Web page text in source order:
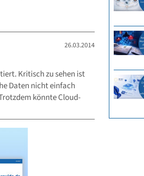
26.03.2014
Kritisch zu sehen ist
Daten nicht einfach
könnte Cloud-